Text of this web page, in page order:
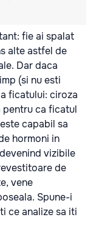
fie ai spalat
alte astfel de
Dar daca
(si nu esti
ficatului: ciroza
pentru ca ficatul
capabil sa
hormoni in
vizibile
de
vene
Spune-i
ce analize sa iti